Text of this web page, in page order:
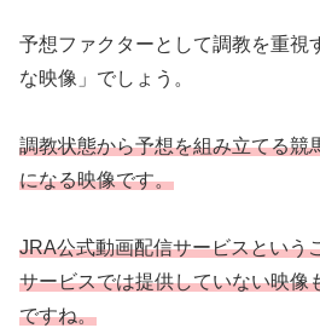
予想ファクターとして調教を重視
な映像」でしょう。
調教状態から予想を組み立てる競
になる映像です。
JRA公式動画配信サービスという
サービスでは提供していない映像
ですね。